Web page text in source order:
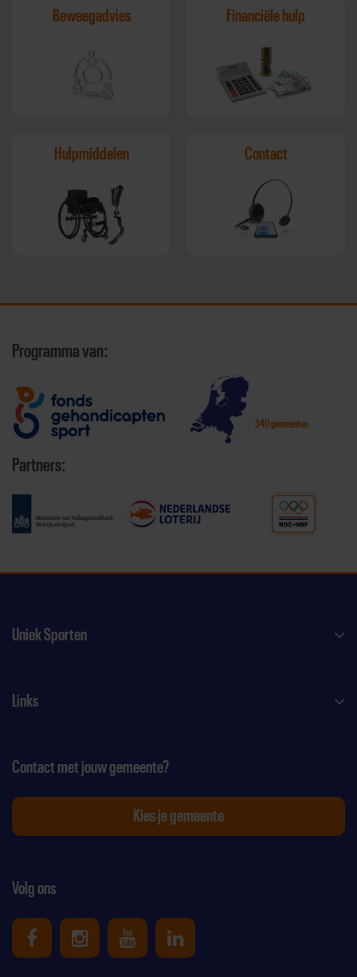
Beweegadvies Financiële hulp
Hulpmiddelen Contact
Programma van:
340 gemeenten
Partners:
Uniek Sporten
Links
Volg ons
Uniek Sporten op Facebook
Uniek Sporten op Instagram
Uniek Sporten op Youtube
Uniek Sporten op
Contact met jouw gemeente?
Kies je gemeente